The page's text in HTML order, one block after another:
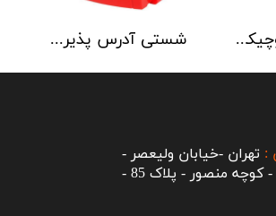
فلاشر اعلام حریق هوچیکی مدل CLB-E
: تهران -خیابان ولیعصر -
ابتدای خیابان مطهری - کوچه منصور - پلاک 85 -